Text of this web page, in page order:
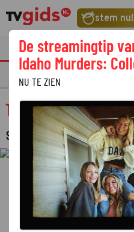
stem nu!
tvgids
Tropiques criminels
SERIE ·
De streamingtip
Idaho Murders:
NU TE ZIEN